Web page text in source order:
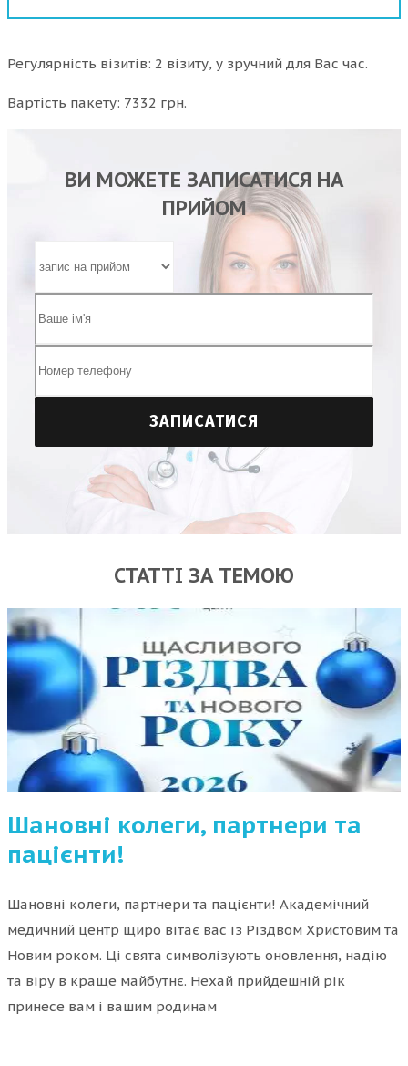
Регулярність візитів: 2 візиту, у зручний для Вас час.
Вартість пакету: 7332 грн.
ВИ МОЖЕТЕ ЗАПИСАТИСЯ НА
ПРИЙОМ
СТАТТІ ЗА ТЕМОЮ
Шановні колеги, партнери та
пацієнти!
Шановні колеги, партнери та пацієнти! Академічний
медичний центр щиро вітає вас із Різдвом Христовим та
Новим роком. Ці свята символізують оновлення, надію
та віру в краще майбутнє. Нехай прийдешній рік
принесе вам і вашим родинам